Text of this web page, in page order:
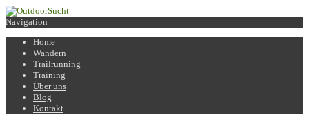
Navigation
Home
Wandern
Trailrunning
Training
Über uns
Blog
Kontakt